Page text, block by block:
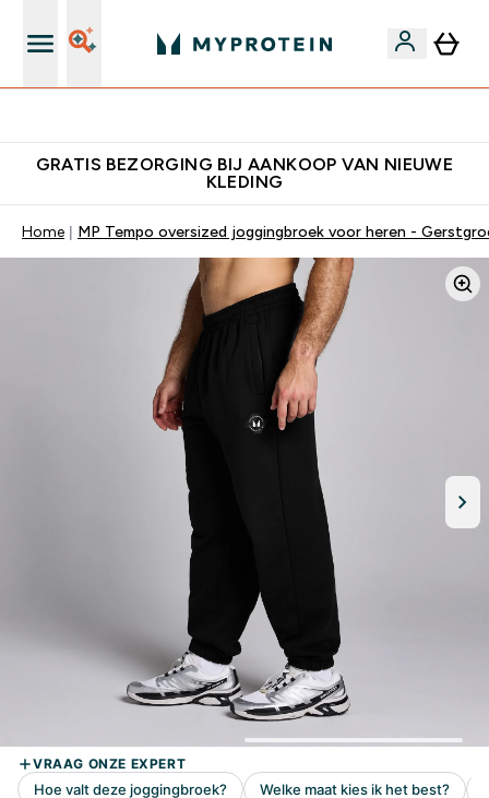
GRATIS BEZORGING BIJ AANKOOP VAN NIEUWE
KLEDING
Home MP Tempo oversized joggingbroek voor heren -